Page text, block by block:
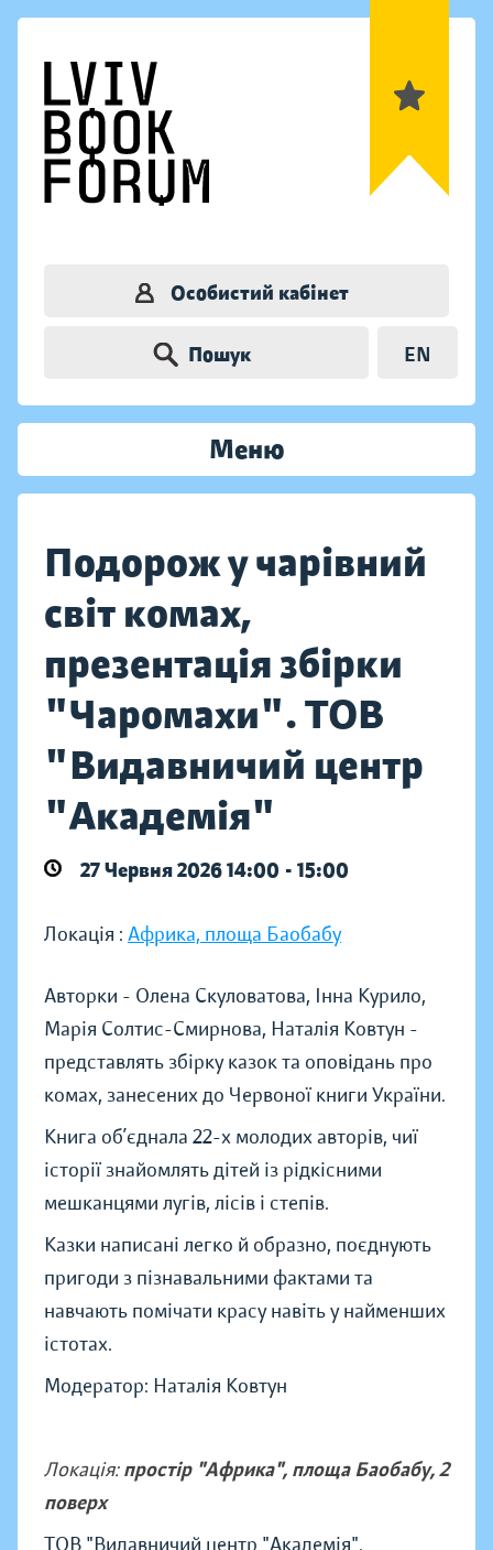
Особистий кабінет
Пошук EN
Меню
Подорож у чарівний
світ комах,
презентація збірки
"Чаромахи". ТОВ
"Видавничий центр
"Академія"
27 Червня 2026 14:00 - 15:00
Локація : Африка, площа Баобабу
Авторки - Олена Скуловатова, Інна Курило,
Марія Солтис-Смирнова, Наталія Ковтун -
представлять збірку казок та оповідань про
комах, занесених до Червоної книги України.
Книга об’єднала 22-х молодих авторів, чиї
історії знайомлять дітей із рідкісними
мешканцями лугів, лісів і степів.
Казки написані легко й образно, поєднують
пригоди з пізнавальними фактами та
навчають помічати красу навіть у найменших
істотах.
Модератор: Наталія Ковтун
Локація:простір "Африка", площа Баобабу, 2
поверх
ТОВ "Видавничий центр "Академія".